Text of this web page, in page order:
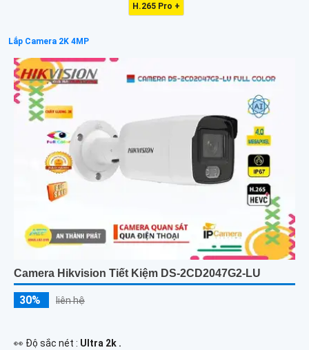
H.265 Pro +
Lắp Camera 2K 4MP
Camera Hikvision Tiết Kiệm DS-2CD2047G2-LU
30% liên hệ
️👀 Độ sắc nét : Ultra 2k .